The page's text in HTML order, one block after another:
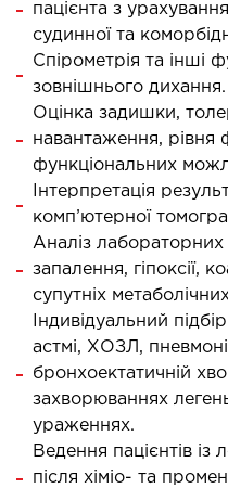
ХІРУРГІЯ
хірургія
опорно-
оперативних
пацієнта з
судинної та
Спірометрія та інші
зовнішнього дихання.
Оцінка задишки,
навантаження, рівня
функціональних
Інтерпретація
комп’ютерної
Аналіз лабораторних
запалення, гіпоксії,
супутніх
Індивідуальний
астмі, ХОЗЛ,
бронхоектатичній
захворюваннях
ураженнях.
Ведення пацієнтів
після хіміо- та